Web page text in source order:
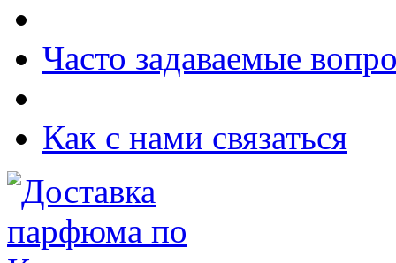
Часто задаваемые
Как с нами связаться